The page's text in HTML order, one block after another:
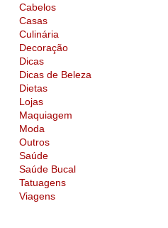
Cabelos
Casas
Culinária
Decoração
Dicas
Dicas de Beleza
Dietas
Lojas
Maquiagem
Moda
Outros
Saúde
Saúde Bucal
Tatuagens
Viagens